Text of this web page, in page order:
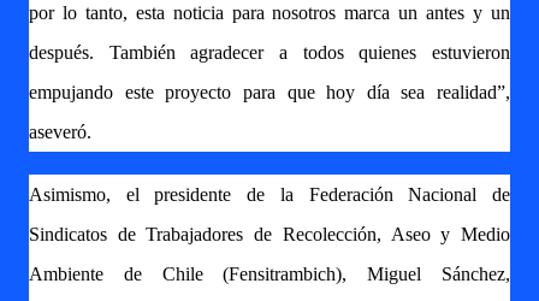
por lo tanto, esta noticia para nosotros marca un antes y un
después. También agradecer a todos quienes estuvieron
empujando este proyecto para que hoy día sea realidad”,
aseveró.
Asimismo, el presidente de la Federación Nacional de
Sindicatos de Trabajadores de Recolección, Aseo y Medio
Ambiente de Chile (Fensitrambich), Miguel Sánchez,